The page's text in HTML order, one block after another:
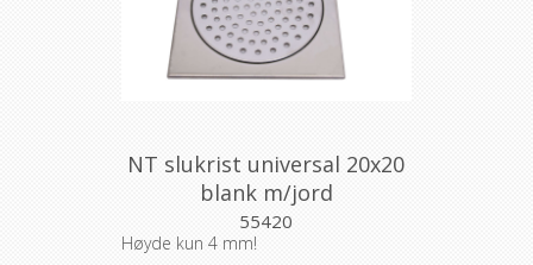
NT slukrist universal 20x20
blank m/jord
55420
Høyde kun 4 mm!